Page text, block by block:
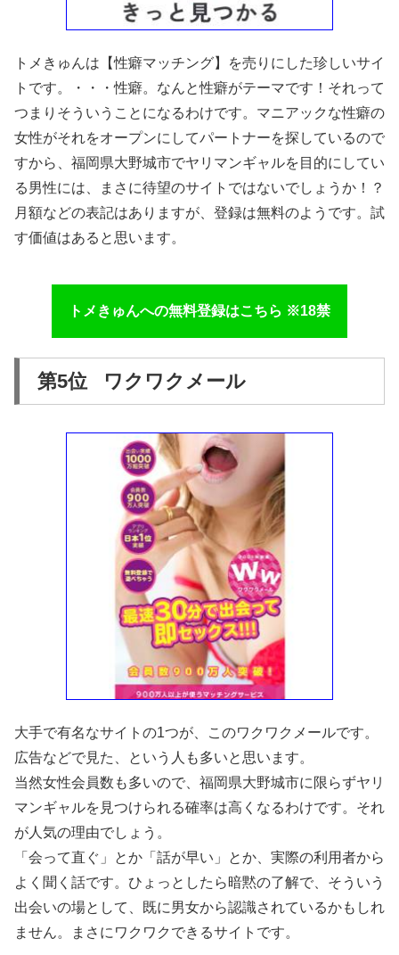
トメきゅんは【性癖マッチング】を売りにした珍しいサイ
トです。・・・性癖。なんと性癖がテーマです！それって
つまりそういうことになるわけです。マニアックな性癖の
女性がそれをオープンにしてパートナーを探しているので
すから、福岡県大野城市でヤリマンギャルを目的にしてい
る男性には、まさに待望のサイトではないでしょうか！？
月額などの表記はありますが、登録は無料のようです。試
す価値はあると思います。
トメきゅんへの無料登録はこちら ※18禁
第5位 ワクワクメール
大手で有名なサイトの1つが、このワクワクメールです。
広告などで見た、という人も多いと思います。
当然女性会員数も多いので、福岡県大野城市に限らずヤリ
マンギャルを見つけられる確率は高くなるわけです。それ
が人気の理由でしょう。
「会って直ぐ」とか「話が早い」とか、実際の利用者から
よく聞く話です。ひょっとしたら暗黙の了解で、そういう
出会いの場として、既に男女から認識されているかもしれ
ません。まさにワクワクできるサイトです。